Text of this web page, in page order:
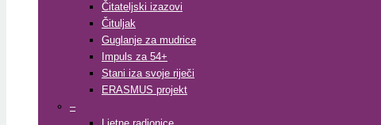
Čitateljski izazovi
Čituljak
Guglanje za mudrice
Impuls za 54+
Stani iza svoje riječi
ERASMUS projekt
–